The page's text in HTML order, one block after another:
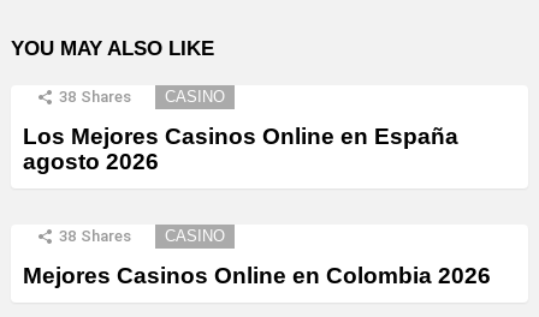
YOU MAY ALSO LIKE
38 Shares CASINO
Los Mejores Casinos Online en España
agosto 2026
38 Shares CASINO
Mejores Casinos Online en Colombia 2026